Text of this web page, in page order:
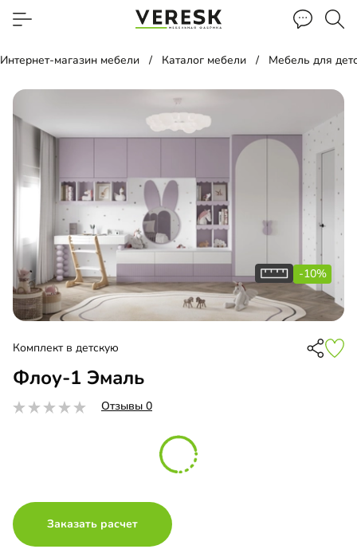
Интернет-магазин мебели Каталог мебели Мебель для
-10%
Комплект в детскую
Флоу-1 Эмаль
Отзывы 0
Заказать расчет